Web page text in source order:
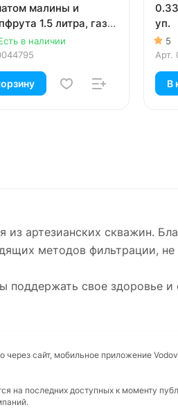
малины и
1.5 литра, газ,
шт. в уп.
в наличии
0.33
уп.
5
Арт.
В
из артезианских скважин.
методов фильтрации, не
поддержать свое здоровье и
через сайт, мобильное приложение
на последних доступных к моменту